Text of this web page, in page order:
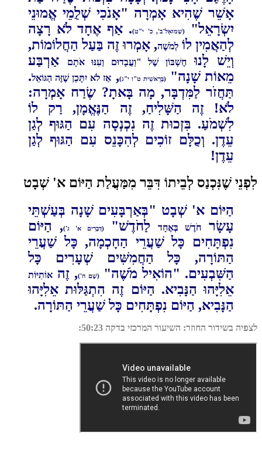
אָשֵׁר שֶׁהִיא אָמְרָה "אָנֹכִי שְׁלֻמֵי אֱמוּנֵי
יִשְׂרָאֵל" (שְׁמוּאֵל־ב', כ' י"ט). אַף ‏‏אֶחָד לֹא רָצָה
לְהַאֲמִין לוֹלְמֹשֶׁה, אָמְרוּ זֶה בַּעַל הַחֲלוֹמוֹת,
וְיֵשׁ לָנוּחֶשְׁבּוֹן שֶׁל "וַעֲבָדוּם וְעִנּוּ ‏‏אֹתָםאַרְבַּע
מֵאוֹת שָׁנָה"
(בְּרֵאשִׁית ט"ו י"ג) ,אַז לֹא יִתָּכֵן שֶׁזֶּה הַגּוֹאֵל.
תַּחֲזֹר לַמִּדְבָּר, מָה ‏‏בָּאתָ? שֶׂרַח אָמְרָה:
לֹא! זֶה הַשָּׁלִיחַ, זֶה הַנֶּאֱמָן, רַק לוֹ
לִשְׁמֹעַ. בִּזְכוּת זֶה נִכְנְסָה עִם הַגּוּף לְגַן
‏‏עֵדֶן. וְכֻלָּם זוֹכִים לְהִכָּנֵס עִם הַגּוּף לְגַן
עֵדֶן!‏
שֶׁנִּכְנַס לְבֵיתוֹ דִּבֵּר מִמַּעֲלַת הַיּוֹם א' שְׁבָט
הַיּוֹם א' שְׁבָט "בְּאַרְבָּעִים שָׁנָה בְּעַשְׁתֵּי
עָשָׂרחֹדֶשׁ בְּאֶחָדלַחֹדֶשׁ" (דְּבָרִים א' ג')
, הַיּוֹם
נִפְתָּחִים ‏‏כָּל שַׁעֲרֵי הַחָכְמָה, כָּל שַׁעֲרֵי
הַתּוֹרָה, כָּל הַחֲמִשִּׁים שְׁעָרִים כָּל
הַשִּׁבְעִים. "הוֹאִיל מֹשֶׁה"
(שָׁם ‏‏ה'), זֶהאוֹתִיּוֹת
אֵלִיָּהוּ הַנָּבִיא. הַיּוֹם זֶה הִתְגַּלּוּת אֵלִיָּהוּ
הַנָּבִיא, הַיּוֹם נִפְתָּחִים כָּל שַׁעֲרֵי ‏‏הַתּוֹרָה.‏
בשידור החוזר: השיעור המרכזי בדקה 50:23: